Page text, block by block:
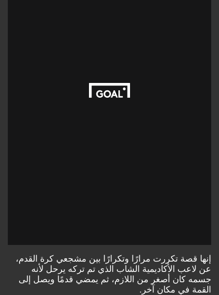
تكررت مرارًا وتكرارًا بين مشجعي كرة القدم،
الأكاديمية الشاب الذي تم تركه يرحل لأنه
أصغر من اللازم، ثم يمضي قدمًا ويصل إلى
في مكان آخر.